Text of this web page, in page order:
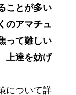
ことが多い
のアマチュ
って難しい
上達を妨げ
について詳